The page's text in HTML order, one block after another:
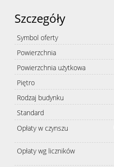
Szczegóły
Symbol oferty
Powierzchnia
Powierzchnia użytkowa
Piętro
Rodzaj budynku
Standard
Opłaty w czynszu
Opłaty wg liczników